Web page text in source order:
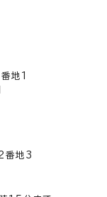
地1
番地3